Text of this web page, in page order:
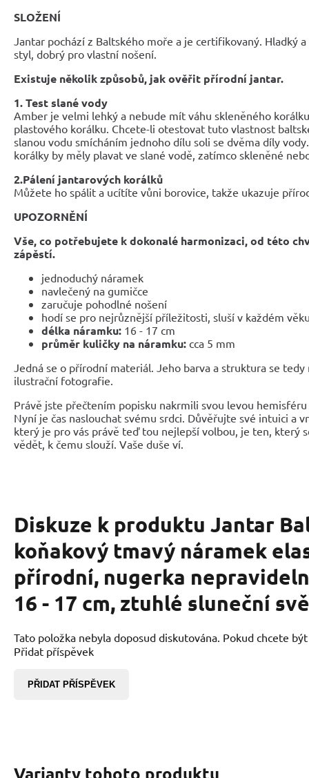
SLOŽENÍ
Jantar pochází z Baltského moře a je certifikovaný. Hladký
styl, dobrý pro vlastní nošení.
Existuje několik způsobů, jak ověřit přírodní jantar.
1. Test slané vody
Amber je velmi lehký a nebude mít váhu skleněného
plastového korálku. Chcete-li otestovat tuto vlastnost
slanou vodu smícháním jednoho dílu soli se dvěma díly
korálky by měly plavat ve slané vodě, zatímco skleněné
2.Pálení jantarových korálků
Můžete ho spálit a ucítíte vůni borovice, takže ukazuje
UPOZORNĚNÍ
Vše, co potřebujete k dokonalé harmonizaci, od této
zápěstí.
jednoduchý náramek
navlečený na gumičce
zaručuje pohodlné nošení
hodí se pro nejrůznější příležitosti, sluší v každém
délka náramku: 16 - 17 cm
průměr kuličky na náramku: cca 5 mm
Jedná se o přírodní materiál. Jeho barva a struktura se
ilustrační fotografie.
Právě jste přečtením popisku nakrmili svou levou
Nyní je čas naslouchat svému srdci. Důvěřujte své intuici a
který je pro vás právě teď tou nejlepší volbou, je ten, který
vědět, k čemu slouží. Vaše duše ví.
Diskuze k produktu Jantar
koňakový tmavý náramek
přírodní, nugerka
16 - 17 cm, ztuhlé sluneční
Tato položka nebyla doposud diskutována. Pokud chcete
Přidat příspěvek
PŘIDAT PŘÍSPĚVEK
Varianty tohoto produktu